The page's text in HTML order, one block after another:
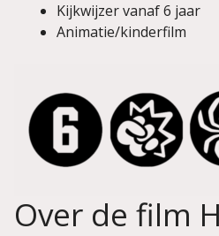
Kijkwijzer vanaf 6 jaar
Animatie/kinderfilm
Over de film